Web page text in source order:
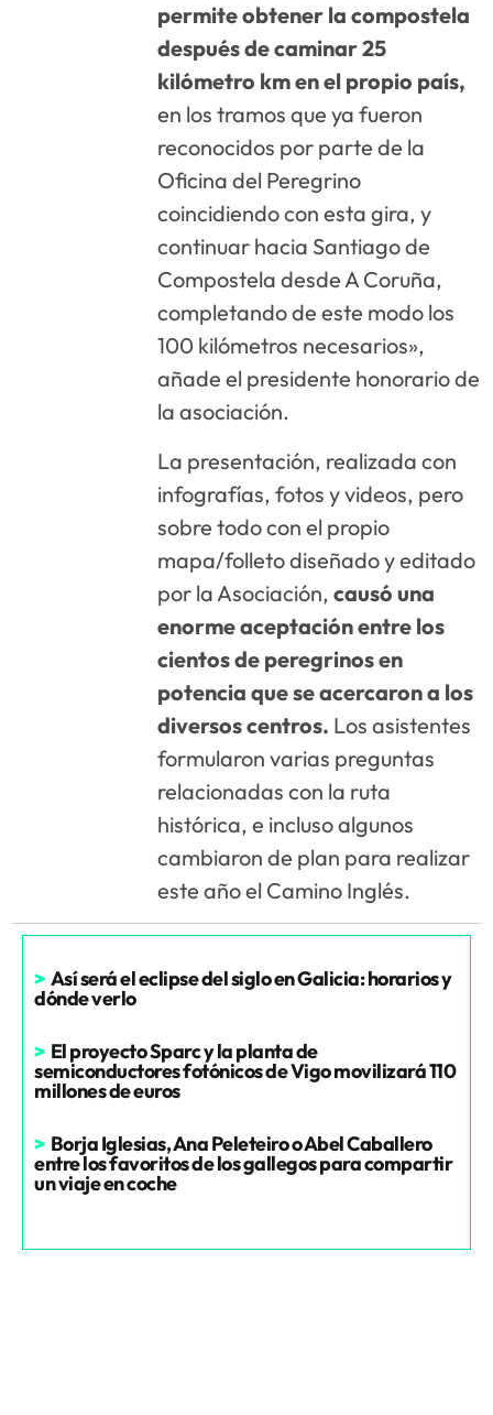
permite obtener la compostela
después de caminar 25
kilómetro km en el propio país,
en los tramos que ya fueron
reconocidos por parte de la
Oficina del Peregrino
coincidiendo con esta gira, y
continuar hacia Santiago de
Compostela desde A Coruña,
completando de este modo los
100 kilómetros necesarios»,
añade el presidente honorario de
la asociación.
La presentación, realizada con
infografías, fotos y videos, pero
sobre todo con el propio
mapa/folleto diseñado y editado
por la Asociación,causó una
enorme aceptación entre los
cientos de peregrinos en
potencia que se acercaron a los
diversos centros. Los asistentes
formularon varias preguntas
relacionadas con la ruta
histórica, e incluso algunos
cambiaron de plan para realizar
este año el Camino Inglés.
> Así será el eclipse del siglo en Galicia: horarios y
dónde verlo
> El proyecto Sparc y la planta de
semiconductores fotónicos de Vigo movilizará 110
millones de euros
> Borja Iglesias, Ana Peleteiro o Abel Caballero
entre los favoritos de los gallegos para compartir
un viaje en coche